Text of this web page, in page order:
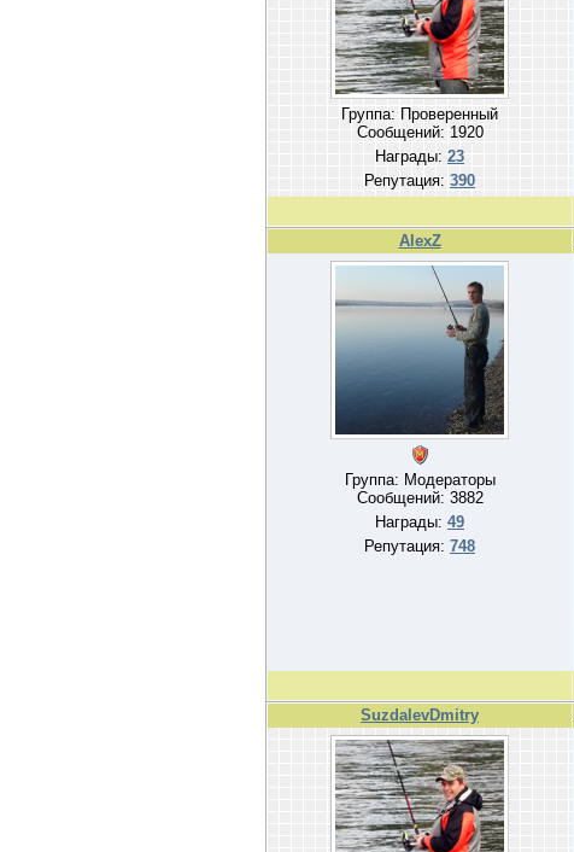
Группа: Проверенный
Сообщений: 1920
Награды: 23
Репутация: 390
AlexZ
Группа: Модераторы
Сообщений: 3882
Награды: 49
Репутация: 748
SuzdalevDmitry